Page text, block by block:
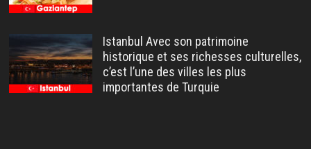
Istanbul Avec son patrimoine
historique et ses richesses culturelles,
c’est l’une des villes les plus
importantes de Turquie